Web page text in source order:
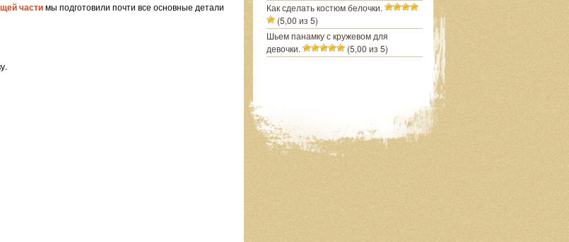
частимы подготовили почти все основные детали
Как сделать костюм белочки.
(5,00 из 5)
Шьем панамку с кружевом для
девочки.
(5,00 из 5)